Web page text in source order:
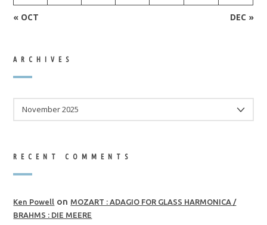
« OCT DEC »
ARCHIVES
RECENT COMMENTS
Ken Powell on MOZART : ADAGIO FOR GLASS HARMONICA /
BRAHMS : DIE MEERE